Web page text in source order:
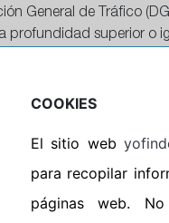
General de Tráfico
profundidad superior o
estado asciende a 200
el vehículo si
para la conducción.
general de
COOKIES
El sitio web
para recopilar
páginas web.